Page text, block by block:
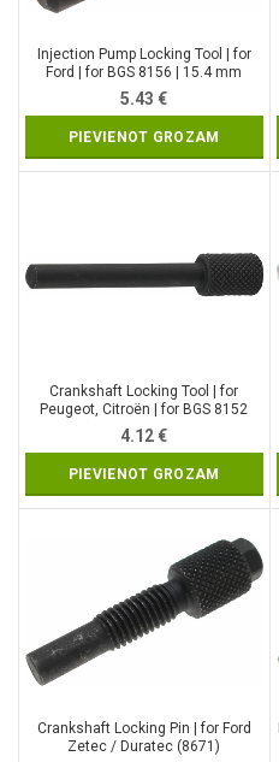
Injection Pump Locking Tool | for
Ford | for BGS 8156 | 15.4 mm
(8156-3)
5.43€
PIEVIENOT GROZAM
Crankshaft Locking Tool | for
Peugeot, Citroën | for BGS 8152
(8152-30)
4.12€
PIEVIENOT GROZAM
Crankshaft Locking Pin | for Ford
Zetec / Duratec (8671)